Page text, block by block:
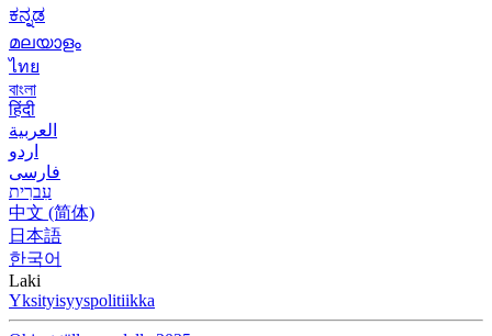
ಕನ್ನಡ
മലയാളം
ไทย
বাংলা
हिंदी
العربية
اردو
فارسی
עִברִית
中文 (简体)
日本語
한국어
Laki
Yksityisyyspolitiikka